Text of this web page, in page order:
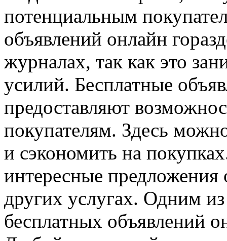
потенциальным
объявлений онлайн
журналах, так как это
усилий. Бесплатные
предоставляют
покупателям. Здесь
и сэкономить на
интересные предложения
других услугах. Одним
бесплатных объявлений